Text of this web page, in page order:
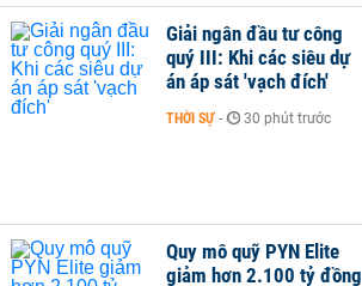
Giải ngân đầu tư công
quý III: Khi các siêu dự
án áp sát 'vạch đích'
THỜI SỰ - 30 phút trước
Quy mô quỹ PYN Elite
giảm hơn 2.100 tỷ đồng